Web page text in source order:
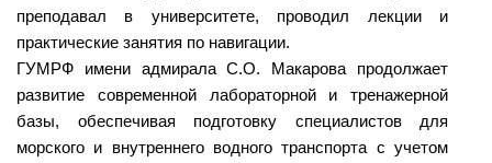
преподавал в университете, проводил лекции и
практические занятия по навигации.
ГУМРФ имени адмирала С.О. Макарова продолжает
развитие современной лабораторной и тренажерной
базы, обеспечивая подготовку специалистов для
морского и внутреннего водного транспорта с учетом